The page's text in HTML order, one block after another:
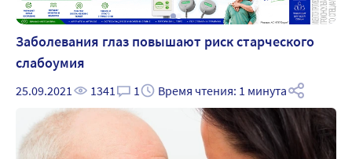
Заболевания глаз повышают риск старческого
слабоумия
25.09.2021 1341 1 Время чтения: 1 минута